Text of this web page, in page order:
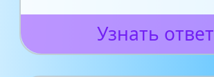
Узнать ответ